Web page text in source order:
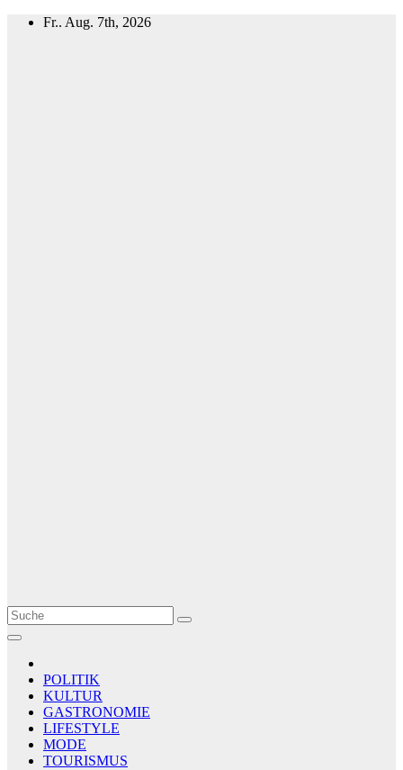
Zum
Fr.. Aug. 7th, 2026
Le Matin
AGENCE DE PRESSE
POLITIK
KULTUR
GASTRONOMIE
LIFESTYLE
MODE
TOURISMUS